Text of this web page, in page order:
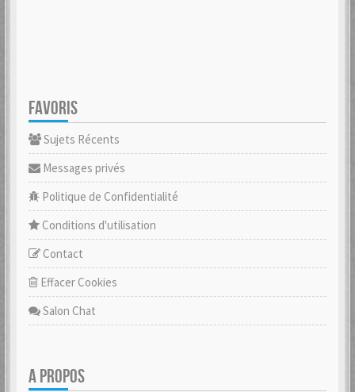
FAVORIS
Sujets Récents
Messages privés
Politique de Confidentialité
Conditions d'utilisation
Contact
Effacer Cookies
Salon Chat
A PROPOS